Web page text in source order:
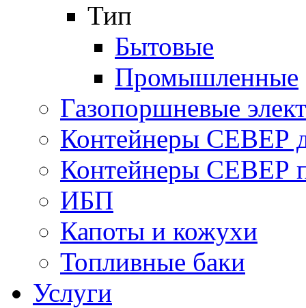
Тип
Бытовые
Промышленные
Газопоршневые
Контейнеры СЕВЕР
Контейнеры СЕВЕР
ИБП
Капоты и кожухи
Топливные баки
Услуги